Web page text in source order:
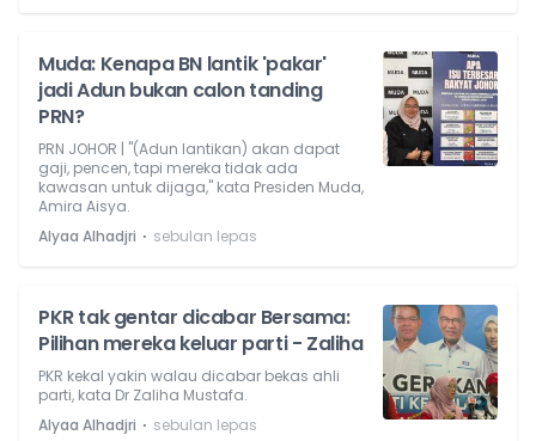
Muda: Kenapa BN lantik 'pakar'
jadi Adun bukan calon tanding
PRN?
PRN JOHOR | "(Adun lantikan) akan dapat
gaji, pencen, tapi mereka tidak ada
kawasan untuk dijaga," kata Presiden Muda,
Amira Aisya.
Alyaa Alhadjri ⋅ sebulan lepas
PKR tak gentar dicabar Bersama:
Pilihan mereka keluar parti - Zaliha
PKR kekal yakin walau dicabar bekas ahli
parti, kata Dr Zaliha Mustafa.
Alyaa Alhadjri ⋅ sebulan lepas